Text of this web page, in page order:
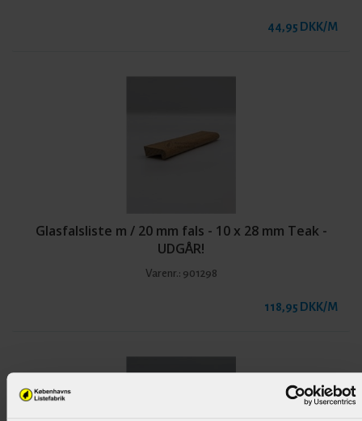
44,95 DKK/M
Glasfalsliste m / 20 mm fals - 10 x 28 mm Teak -
UDGÅR!
Varenr.: 901298
118,95 DKK/M